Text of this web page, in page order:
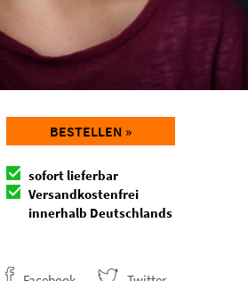
BESTELLEN »
sofort lieferbar
Versandkostenfrei
innerhalb Deutschlands